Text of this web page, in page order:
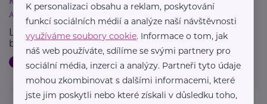
Allianz pojišťovna, a. s. - sídlo společnosti
Letní dovolená a pojištění: Jak chránit svůj majetek
během cest
Dovolená Bezpečnost Cestování Pojištění
K personalizaci obsahu a reklam, poskytování
funkcí sociálních médií a analýze naší návštěvnosti
využíváme soubory cookie. Informace o tom, jak
náš web používáte, sdílíme se svými partnery pro
sociální média, inzerci a analýzy. Partneři tyto údaje
mohou zkombinovat s dalšími informacemi, které
jste jim poskytli nebo které získali v důsledku toho,